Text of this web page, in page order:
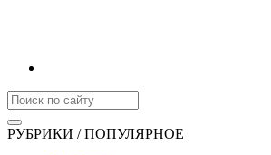
РУБРИКИ / ПОПУЛЯРНОЕ